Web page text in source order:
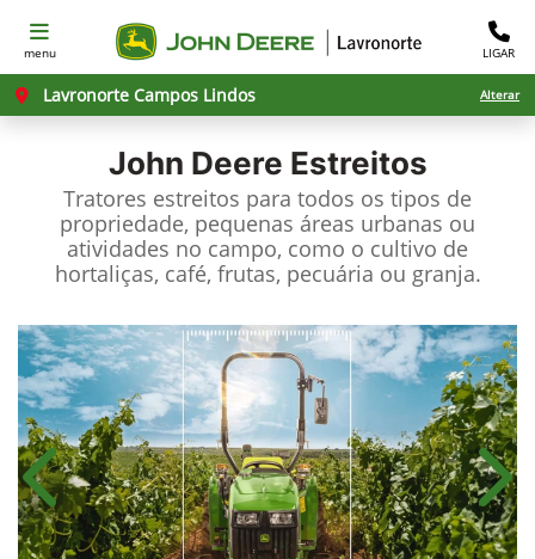
menu LIGAR
Lavronorte Campos Lindos Alterar
John Deere Estreitos
Tratores estreitos para todos os tipos de
propriedade, pequenas áreas urbanas ou
atividades no campo, como o cultivo de
hortaliças, café, frutas, pecuária ou granja.
Anterior